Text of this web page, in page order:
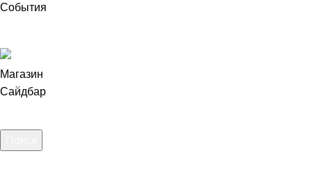
События
Магазин
Сайдбар